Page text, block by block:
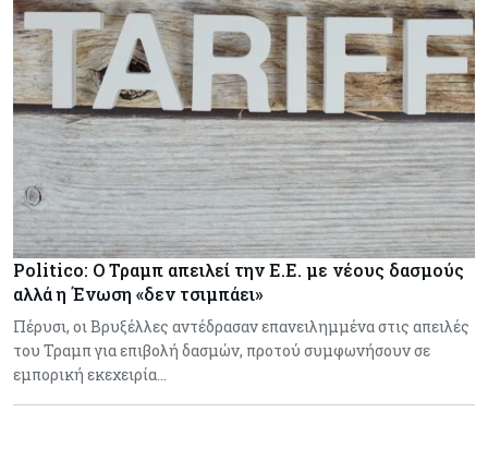
Politico: Ο Τραμπ απειλεί την Ε.Ε. με νέους δασμούς
αλλά η Ένωση «δεν τσιμπάει»
Πέρυσι, οι Βρυξέλλες αντέδρασαν επανειλημμένα στις απειλές
του Τραμπ για επιβολή δασμών, προτού συμφωνήσουν σε
εμπορική εκεχειρία…